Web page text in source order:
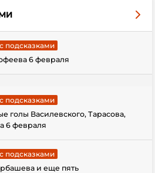
подсказками
6 февраля
подсказками
голы Василевского, Тарасова,
6 февраля
подсказками
и еще пять